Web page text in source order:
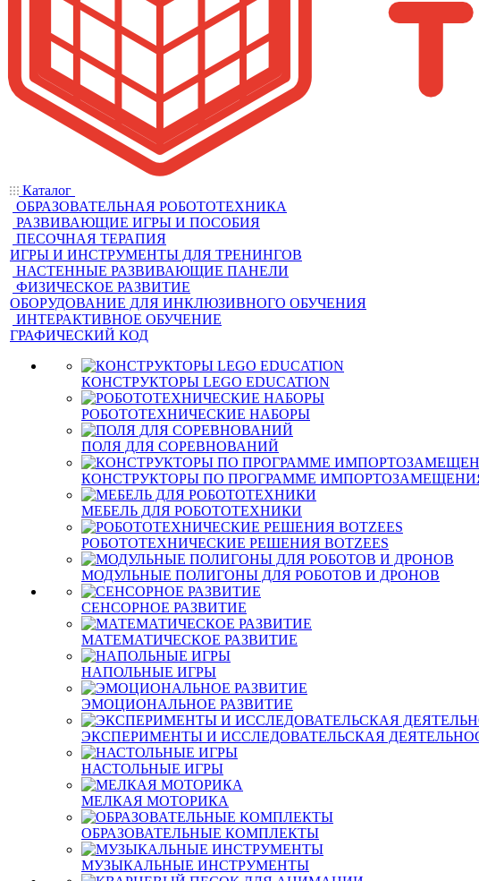
Каталог
ОБРАЗОВАТЕЛЬНАЯ РОБОТОТЕХНИКА
РАЗВИВАЮЩИЕ ИГРЫ И ПОСОБИЯ
ПЕСОЧНАЯ ТЕРАПИЯ
ИГРЫ И ИНСТРУМЕНТЫ ДЛЯ ТРЕНИНГОВ
НАСТЕННЫЕ РАЗВИВАЮЩИЕ ПАНЕЛИ
ФИЗИЧЕСКОЕ РАЗВИТИЕ
ОБОРУДОВАНИЕ ДЛЯ ИНКЛЮЗИВНОГО ОБУЧЕНИЯ
ИНТЕРАКТИВНОЕ ОБУЧЕНИЕ
ГРАФИЧЕСКИЙ КОД
КОНСТРУКТОРЫ LEGO EDUCATION
РОБОТОТЕХНИЧЕСКИЕ НАБОРЫ
ПОЛЯ ДЛЯ СОРЕВНОВАНИЙ
КОНСТРУКТОРЫ ПО ПРОГРАММЕ
МЕБЕЛЬ ДЛЯ РОБОТОТЕХНИКИ
РОБОТОТЕХНИЧЕСКИЕ РЕШЕНИЯ BOTZEES
МОДУЛЬНЫЕ ПОЛИГОНЫ ДЛЯ РОБОТОВ И ДРОНОВ
СЕНСОРНОЕ РАЗВИТИЕ
МАТЕМАТИЧЕСКОЕ РАЗВИТИЕ
НАПОЛЬНЫЕ ИГРЫ
ЭМОЦИОНАЛЬНОЕ РАЗВИТИЕ
ЭКСПЕРИМЕНТЫ И ИССЛЕДОВАТЕЛЬСКАЯ
НАСТОЛЬНЫЕ ИГРЫ
МЕЛКАЯ МОТОРИКА
ОБРАЗОВАТЕЛЬНЫЕ КОМПЛЕКТЫ
МУЗЫКАЛЬНЫЕ ИНСТРУМЕНТЫ